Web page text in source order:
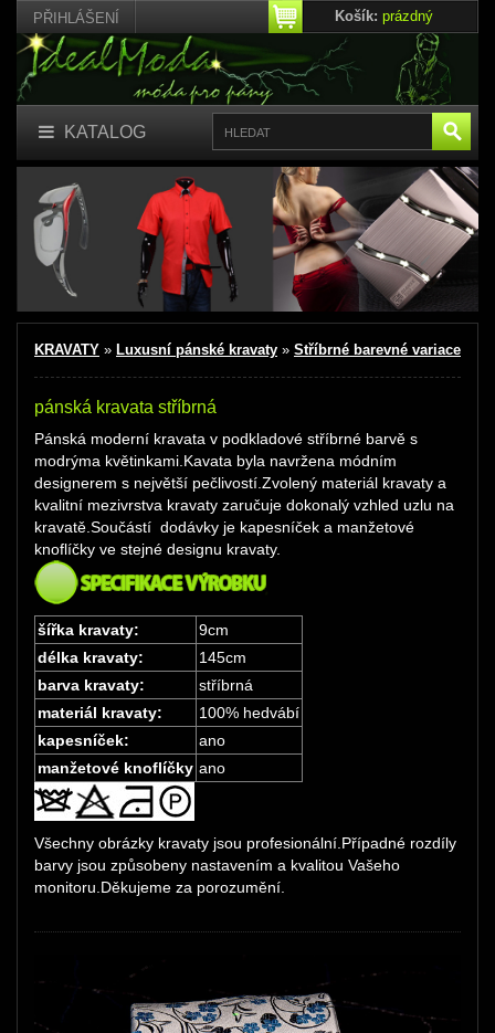
PŘIHLÁŠENÍ Košík: prázdný
KATALOG
KRAVATY » Luxusní pánské kravaty » Stříbrné barevné variace
pánská kravata stříbrná
Pánská moderní kravata v podkladové stříbrné barvě s
modrýma květinkami.Kavata byla navržena módním
designerem s největší pečlivostí.Zvolený materiál kravaty a
kvalitní mezivrstva kravaty zaručuje dokonalý vzhled uzlu na
kravatě.Součástí dodávky je kapesníček a manžetové
knoflíčky ve stejné designu kravaty.
šířka kravaty:
9cm
délka kravaty:
145cm
barva kravaty:
stříbrná
materiál kravaty:
100% hedvábí
kapesníček:
ano
manžetové knoflíčky ano
Všechny obrázky kravaty jsou profesionální.Případné rozdíly
barvy jsou způsobeny nastavením a kvalitou Vašeho
monitoru.Děkujeme za porozumění.